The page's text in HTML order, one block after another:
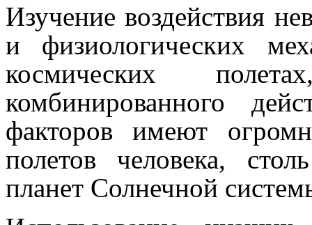
Изучение воздействия
и физиологических
космических
комбинированного
факторов имеют
полетов человека,
планет Солнечной